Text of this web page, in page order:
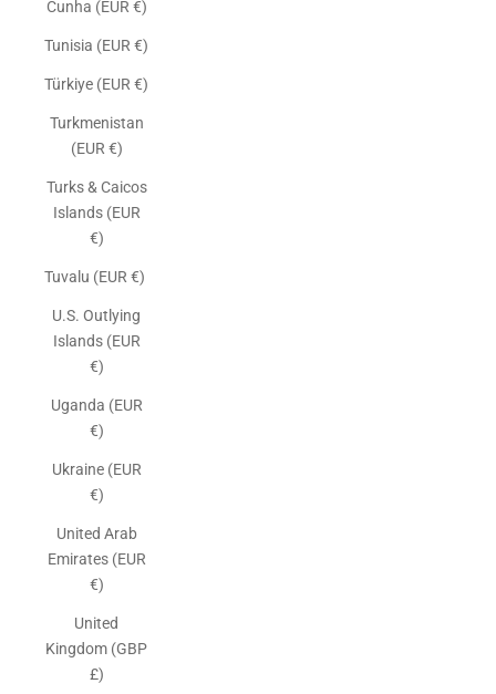
Cunha (EUR €)
Tunisia (EUR €)
Türkiye (EUR €)
Turkmenistan
(EUR €)
Turks & Caicos
Islands (EUR
€)
Tuvalu (EUR €)
U.S. Outlying
Islands (EUR
€)
Uganda (EUR
€)
Ukraine (EUR
€)
United Arab
Emirates (EUR
€)
United
Kingdom (GBP
£)